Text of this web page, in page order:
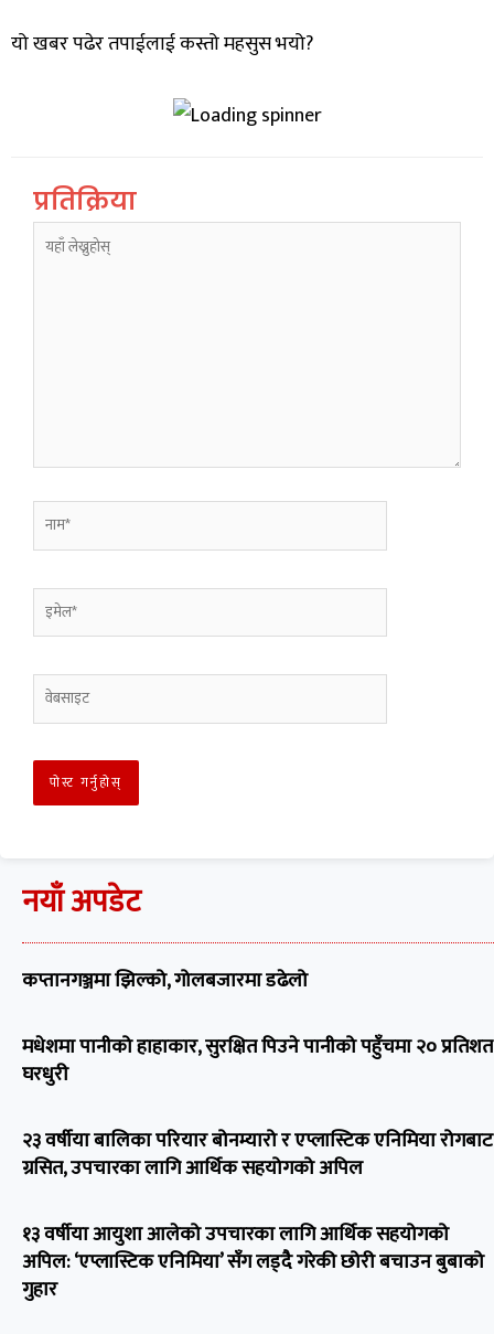
यो खबर पढेर तपाईलाई कस्तो महसुस भयो?
प्रतिक्रिया
नयाँ अपडेट
कप्तानगञ्जमा झिल्को, गोलबजारमा डढेलो
मधेशमा पानीको हाहाकार, सुरक्षित पिउने पानीको पहुँचमा २० प्रतिशत
घरधुरी
२३ वर्षीया बालिका परियार बोनम्यारो र एप्लास्टिक एनिमिया रोगबाट
ग्रसित, उपचारका लागि आर्थिक सहयोगको अपिल
१३ वर्षीया आयुशा आलेको उपचारका लागि आर्थिक सहयोगको
अपिल: ‘एप्लास्टिक एनिमिया’ सँग लड्दै गरेकी छोरी बचाउन बुबाको
गुहार